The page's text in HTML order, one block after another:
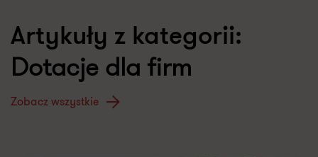
Artykuły z kategorii:
Dotacje dla firm
Zobacz wszystkie